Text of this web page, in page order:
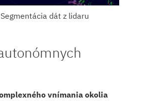
dát z lidaru
vnímania okolia